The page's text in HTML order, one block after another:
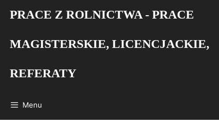
PRACE Z ROLNICTWA - PRACE
MAGISTERSKIE, LICENCJACKIE,
REFERATY
Menu